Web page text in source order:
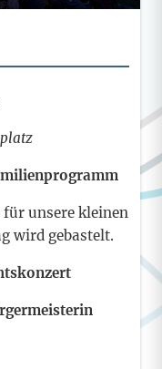
unsere kleinen
wird gebastelt.